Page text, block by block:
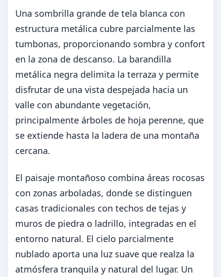
Una sombrilla grande de tela blanca con
estructura metálica cubre parcialmente las
tumbonas, proporcionando sombra y confort
en la zona de descanso. La barandilla
metálica negra delimita la terraza y permite
disfrutar de una vista despejada hacia un
valle con abundante vegetación,
principalmente árboles de hoja perenne, que
se extiende hasta la ladera de una montaña
cercana.
El paisaje montañoso combina áreas rocosas
con zonas arboladas, donde se distinguen
casas tradicionales con techos de tejas y
muros de piedra o ladrillo, integradas en el
entorno natural. El cielo parcialmente
nublado aporta una luz suave que realza la
atmósfera tranquila y natural del lugar. Un